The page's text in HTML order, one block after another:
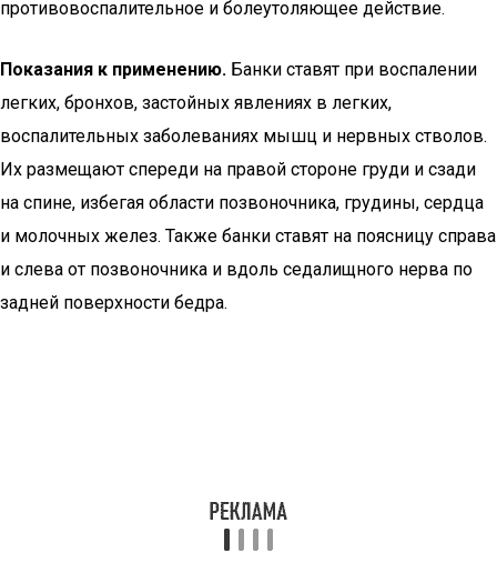
противовоспалительное и болеутоляющее действие.
Показания к применению. Банки ставят при воспалении
легких, бронхов, застойных явлениях в легких,
воспалительных заболеваниях мышц и нервных стволов.
Их размещают спереди на правой стороне груди и сзади
на спине, избегая области позвоночника, грудины, сердца
и молочных желез. Также банки ставят на поясницу справа
и слева от позвоночника и вдоль седалищного нерва по
задней поверхности бедра.